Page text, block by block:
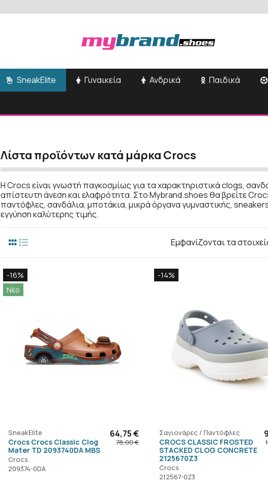
SneakElite Γυναικεία Ανδρικά Παιδικά
Λίστα προϊόντων κατά μάρκα Crocs
Η Crocs είναι γνωστή παγκοσμίως για τα χαρακτηριστικά clogs,
απίστευτη άνεση και ελαφρότητα. Στο Mybrand.shoes θα βρείτε
παντόφλες, σανδάλια, μποτάκια, μικρά όργανα γυμναστικής,
εγγύηση καλύτερης τιμής.
Εμφανίζονται τα
-16%
Νέο
SneakElite
Crocs Crocs Classic Clog
Mater TD 2093740DA MBS
Crocs
209374-0DA
64,75 €
78,00 €
-14%
Σαγιονάρες / Παντόφλες
CROCS CLASSIC FROSTED
STACKED CLOG CONCRETE
2125670Z3
Crocs
212567-0Z3